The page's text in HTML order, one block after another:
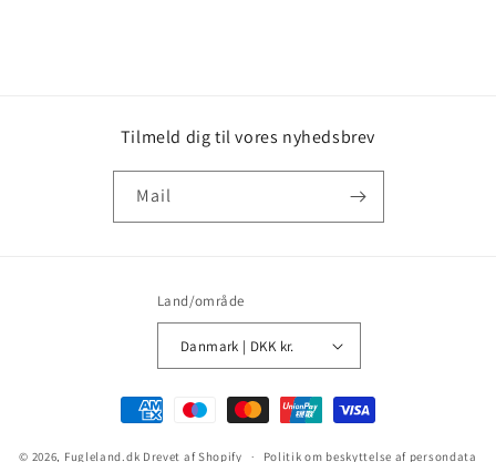
Tilmeld dig til vores nyhedsbrev
Mail
Land/område
Danmark | DKK kr.
Betalingsmetoder
© 2026, Fugleland.dk Drevet af Shopify Politik om beskyttelse af persondata